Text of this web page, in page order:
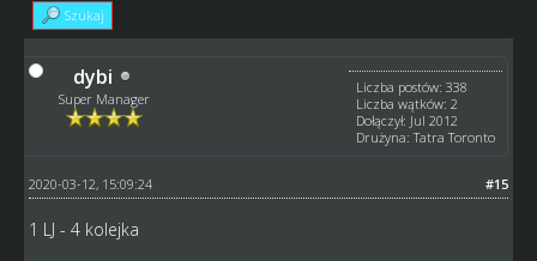
Szukaj
dybi
Super Manager
Liczba postów: 338
Liczba wątków: 2
Dołączył: Jul 2012
Drużyna: Tatra Toronto
#15
2020-03-12, 15:09:24
1 LJ - 4 kolejka